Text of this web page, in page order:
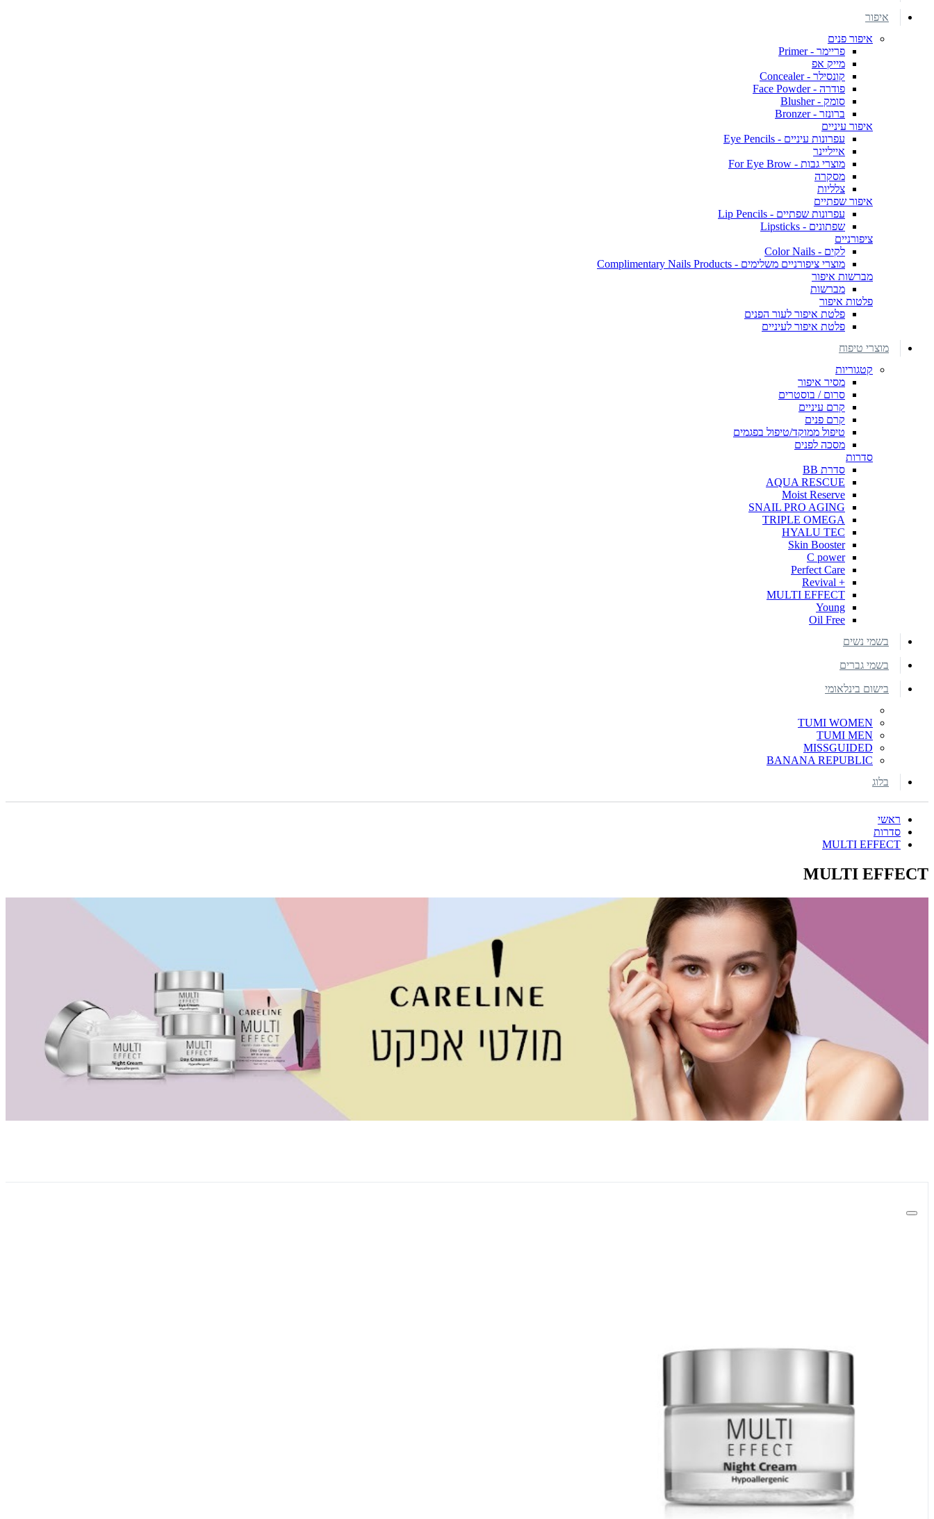
איפור
איפור פנים
פריימר - Primer
מייק אפ
קונסילר - Concealer
פודרה - Face Powder
סומק - Blusher
ברונזר - Bronzer
איפור עיניים
עפרונות עיניים - Eye Pencils
אייליינר
מוצרי גבות - For Eye Brow
מסקרה
צלליות
איפור שפתיים
עפרונות שפתיים - Lip Pencils
שפתונים - Lipsticks
ציפורניים
לקים - Color Nails
מוצרי ציפורניים משלימים - Complimentary Nails Products
מברשות איפור
מברשות
פלטות איפור
פלטת איפור לעור הפנים
פלטת איפור לעיניים
מוצרי טיפוח
קטגוריות
מסיר איפור
סרום / בוסטרים
קרם עיניים
קרם פנים
טיפול ממוקד/טיפול בפגמים
מסכה לפנים
סדרות
סדרת BB
AQUA RESCUE
Moist Reserve
SNAIL PRO AGING
TRIPLE OMEGA
HYALU TEC
Skin Booster
C power
Perfect Care
+ Revival
MULTI EFFECT
Young
Oil Free
בשמי נשים
בשמי גברים
בישום בינלאומי
TUMI WOMEN
TUMI MEN
MISSGUIDED
BANANA REPUBLIC
בלוג
ראשי
סדרות
MULTI EFFECT
MULTI EFFECT